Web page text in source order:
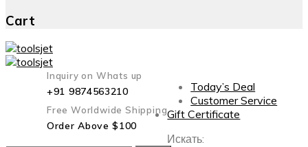
Cart
Inquiry on Whats up
+91 9874563210
Free Worldwide Shipping
Order Above $100
Today’s Deal
Customer Service
Gift Certificate
Искать: